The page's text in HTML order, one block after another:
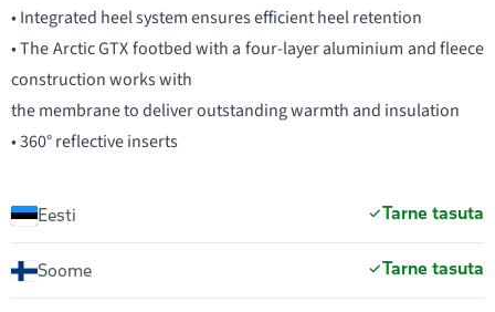
• Integrated heel system ensures efficient heel retention
• The Arctic GTX footbed with a four-layer aluminium and fleece
construction works with
the membrane to deliver outstanding warmth and insulation
• 360° reflective inserts
Eesti Tarne tasuta
Soome Tarne tasuta